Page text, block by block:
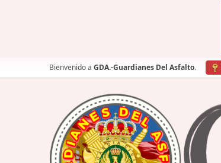
Bienvenido a GDA.-Guardianes Del Asfalto.